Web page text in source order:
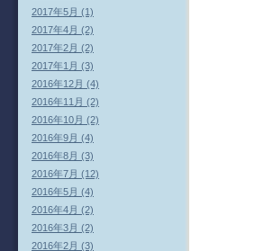
2017年5月 (1)
2017年4月 (2)
2017年2月 (2)
2017年1月 (3)
2016年12月 (4)
2016年11月 (2)
2016年10月 (2)
2016年9月 (4)
2016年8月 (3)
2016年7月 (12)
2016年5月 (4)
2016年4月 (2)
2016年3月 (2)
2016年2月 (3)